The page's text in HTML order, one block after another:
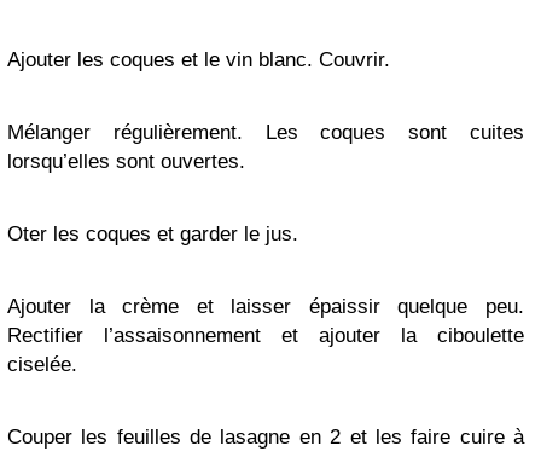
Ajouter les coques et le vin blanc. Couvrir.
Mélanger régulièrement. Les coques sont cuites
lorsqu’elles sont ouvertes.
Oter les coques et garder le jus.
Ajouter la crème et laisser épaissir quelque peu.
Rectifier l’assaisonnement et ajouter la ciboulette
ciselée.
Couper les feuilles de lasagne en 2 et les faire cuire à